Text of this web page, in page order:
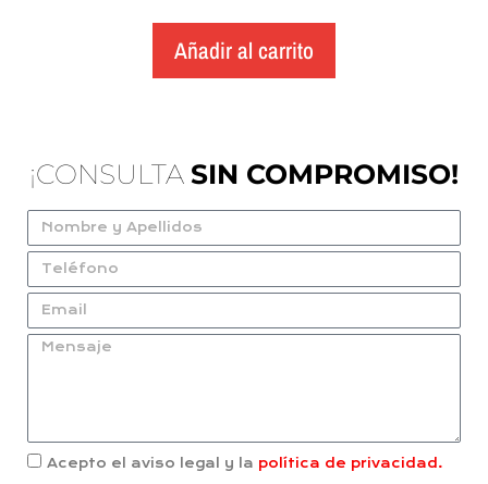
Añadir al carrito
¡CONSULTA SIN COMPROMISO!
Acepto el aviso legal y la política de privacidad.